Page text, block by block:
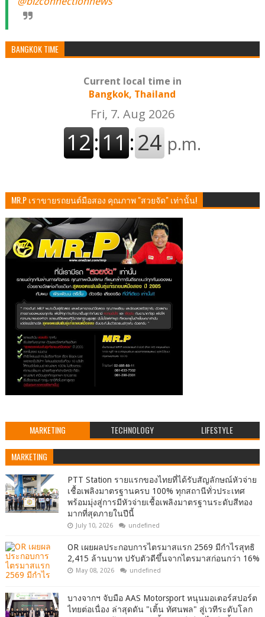
BANGKOK TIME
Current local time in
Bangkok, Thailand
MR.P เราขายรถยนต์มือสอง คุณภาพ "สวยจัด" เท่านั้น!
MARKETING TECHNOLOGY LIFESTYLE
MARKETING
PTT Station รายแรกของไทยที่ได้รับสัญลักษณ์หัวจ่าย
เชื้อเพลิงมาตรฐานครบ 100% ทุกสถานีทั่วประเทศ
พร้อมมุ่งสู่การมีหัวจ่ายเชื้อเพลิงมาตรฐานระดับสีทอง
มากที่สุดภายในปีนี้
July 10, 2026 undefined
OR เผยผลประกอบการไตรมาสแรก 2569 มีกำไรสุทธิ
2,415 ล้านบาท ปรับตัวดีขึ้นจากไตรมาสก่อนกว่า 16%
May 08, 2026 undefined
บางจากฯ จับมือ AAS Motorsport หนุนมอเตอร์สปอร์ต
ไทยต่อเนื่อง ล่าสุดดัน "เติ้น ทัศนพล" สู่เวทีระดับโลก